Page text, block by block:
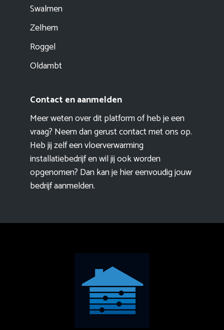
Swalmen
Zelhem
Roggel
Oldambt
Contact en aanmelden
Meer weten over dit platform of heb je een
vraag? Neem dan gerust contact met ons op.
Heb jij zelf een vloerverwarming
installatiebedrijf en wil jij ook worden
opgenomen? Dan kan je hier eenvoudigjouw
bedrijf aanmelden.